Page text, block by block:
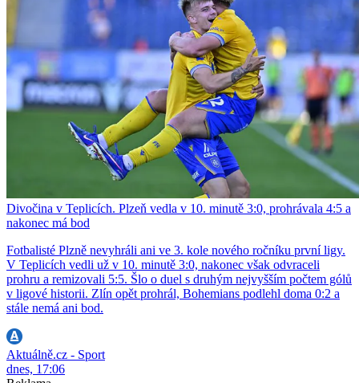
Divočina v Teplicích. Plzeň vedla v 10. minutě 3:0, prohrávala 4:5 a
nakonec má bod
Fotbalisté Plzně nevyhráli ani ve 3. kole nového ročníku první ligy.
V Teplicích vedli už v 10. minutě 3:0, nakonec však odvraceli
prohru a remizovali 5:5. Šlo o duel s druhým nejvyšším počtem gólů
v ligové historii. Zlín opět prohrál, Bohemians podlehl doma 0:2 a
stále nemá ani bod.
Aktuálně.cz - Sport
dnes, 17:06